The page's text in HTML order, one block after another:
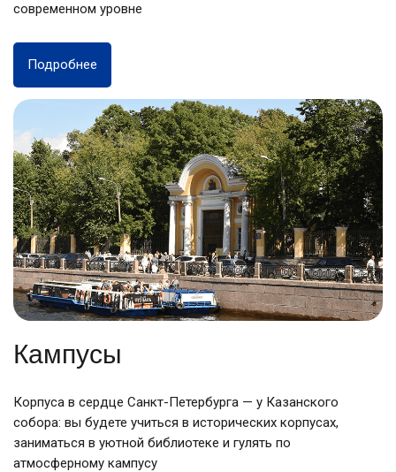
современном уровне
Подробнее
Кампусы
Корпуса в сердце Санкт-Петербурга — у Казанского
собора: вы будете учиться в исторических корпусах,
заниматься в уютной библиотеке и гулять по
атмосферному кампусу